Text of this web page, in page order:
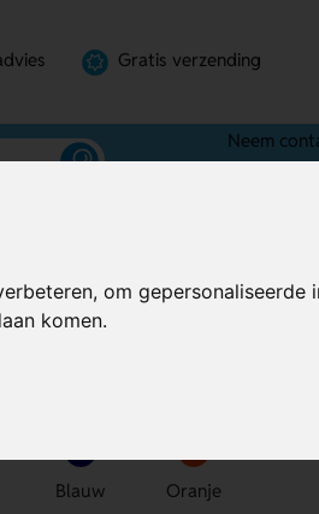
om gepersonaliseerde
komen.
Gratis verzending
Neem
Al vanaf€ 1,31per stuk (excl. BTW)
Blauw Oranje